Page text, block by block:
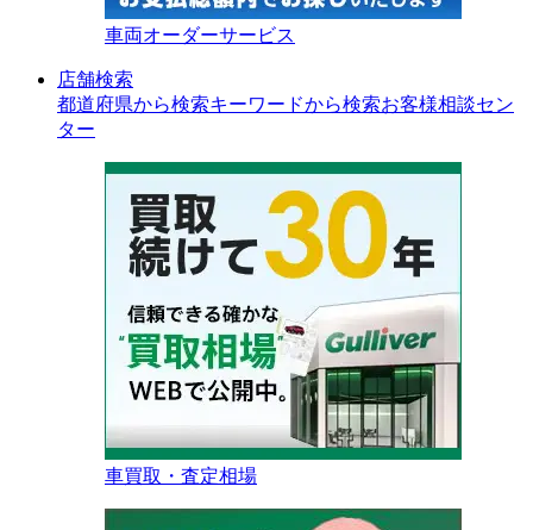
車両オーダーサービス
店舗検索
都道府県から検索キーワードから検索お客様相談セン
ター
車買取・査定相場